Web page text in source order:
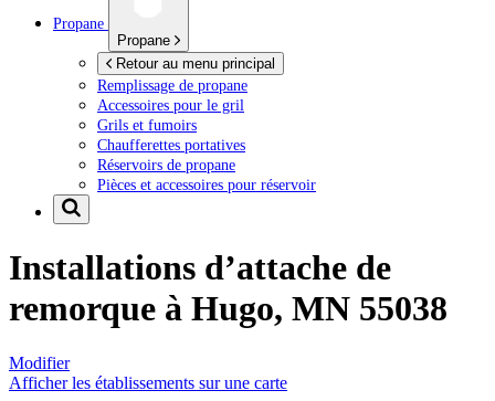
Propane
Propane
Retour au menu principal
Remplissage de propane
Accessoires pour le gril
Grils et fumoirs
Chaufferettes portatives
Réservoirs de propane
Pièces et accessoires pour réservoir
Installations d’attache de
remorque à Hugo, MN 55038
Modifier
Afficher les établissements sur une carte